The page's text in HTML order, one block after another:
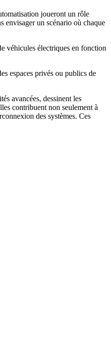
joueront un rôle
envisager un scénario où chaque
véhicules électriques en fonction
espaces privés ou publics de
avancées, dessinent les
contribuent non seulement à
des systèmes. Ces